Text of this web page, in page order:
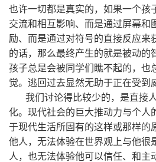
也许一切都是真实的，如果一个孩
交流和相互影响、而是通过屏幕和
励、而是通过对符号的直接反应来
的话，那么最终产生的就是被动的
孩子总是会被同学们瞧不起的，也
觉。逃回过去显然无助于正在受到
我们讨论得比较少的，是直接
化。现代社会的巨大推动力与个人
于现代生活所固有的这样或那样的
他人，无法体验在世界观上与他很
人，也无法体验他可以信任、和主